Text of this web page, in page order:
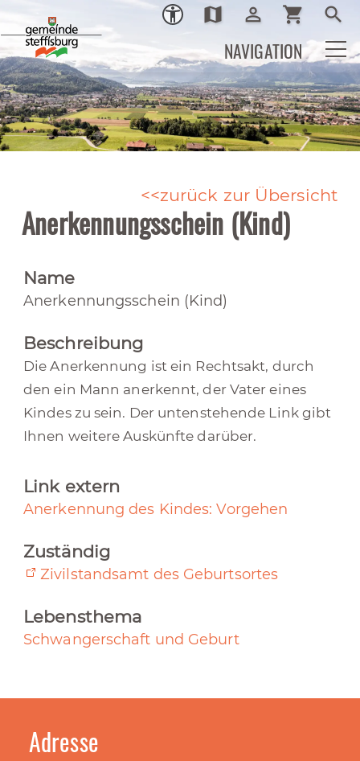
Ortsplan
map Login
person_outline shopping_cart search
NAVIGATION
zurück zur Übersicht
Anerkennungsschein (Kind)
Name
Anerkennungsschein (Kind)
Beschreibung
Die Anerkennung ist ein Rechtsakt, durch
den ein Mann anerkennt, der Vater eines
Kindes zu sein. Der untenstehende Link gibt
Ihnen weitere Auskünfte darüber.
Link extern
Anerkennung des Kindes: Vorgehen
Zuständig
Zivilstandsamt des Geburtsortes
Lebensthema
Schwangerschaft und Geburt
Adresse